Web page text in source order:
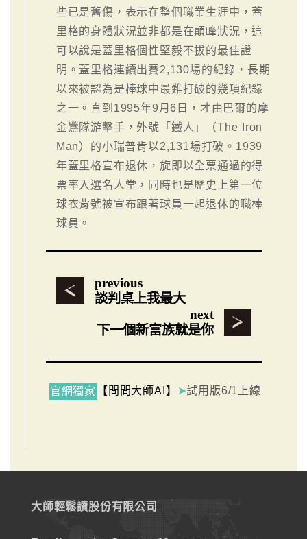
些已是舊傷，表示在整個職業生涯中，蓋
里格的身體狀況並非都是在顛峰狀況，這
可以說是蓋里格個性堅毅不拔的最佳證
明。蓋里格連續出賽2,130場的紀錄，長期
以來被認為是棒球中最難打破的幾項紀錄
之一。直到1995年9月6日，才由巴爾的摩
金鶯隊游擊手，外號「鐵人」（The Iron
Man）的小瑞普肯以2,131場打破。1939
年蓋里格宣布退休，旋即以全票通過的得
票率入選名人堂，同時也是歷史上第一位
球衣背號被宣布跟著球員一起退休的職棒
球員。
previous
談判桌上我最大
next
下一個新富族就是你
官網獨家 【問問大師AI】 ➤試用版6/1上線
大師輕鬆讀股份有限公司